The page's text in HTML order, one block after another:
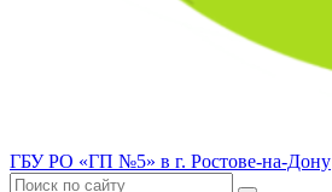
ГБУ РО «ГП №5» в г. Ростове-на-Дону